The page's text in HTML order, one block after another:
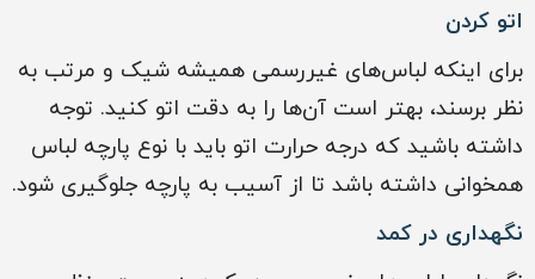
اتو کردن
برای اینکه لباس‌های غیررسمی همیشه شیک و مرتب به
نظر برسند، بهتر است آن‌ها را به دقت اتو کنید. توجه
داشته باشید که درجه حرارت اتو باید با نوع پارچه لباس
همخوانی داشته باشد تا از آسیب به پارچه جلوگیری شود.
نگهداری در کمد